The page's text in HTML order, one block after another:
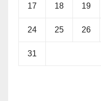
17 18 19
24 25 26
31